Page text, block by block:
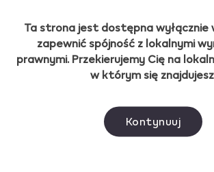
Ta strona jest dostępna wyłącznie
zapewnić spójność z lokalnymi
prawnymi. Przekierujemy Cię na
w którym się
Kontynuuj